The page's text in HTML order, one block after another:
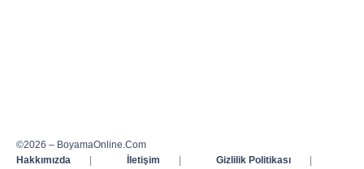
©2026 – BoyamaOnline.Com
Hakkımızda
| İletişim | Gizlilik Politikası
|